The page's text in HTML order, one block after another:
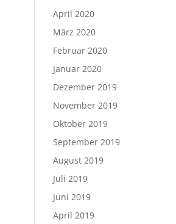
April 2020
März 2020
Februar 2020
Januar 2020
Dezember 2019
November 2019
Oktober 2019
September 2019
August 2019
Juli 2019
Juni 2019
April 2019